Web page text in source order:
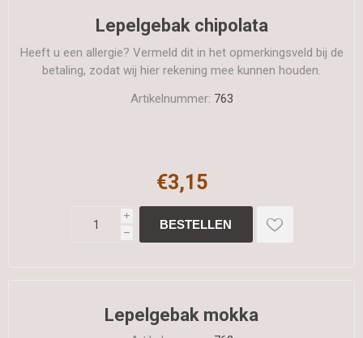
Lepelgebak chipolata
Heeft u een allergie? Vermeld dit in het opmerkingsveld bij de
betaling, zodat wij hier rekening mee kunnen houden.
Artikelnummer: 763
€3,15
i
h
Lepelgebak mokka